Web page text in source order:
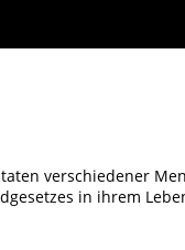
verschiedener
in ihrem